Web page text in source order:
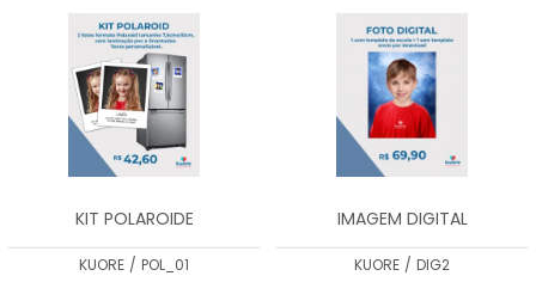
KIT POLAROIDE
KUORE / POL_01
IMAGEM DIGITAL
KUORE / DIG2